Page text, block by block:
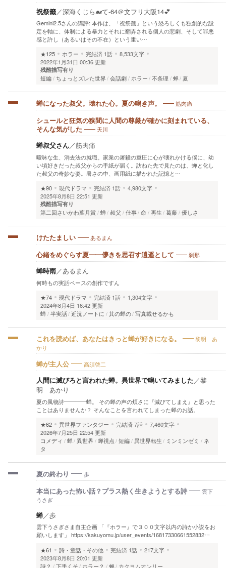
祝祭籤／深海くじら🐋て-64＠文フリ大阪14💕
Gemini2.5さんの講評: 本作は、「祝祭籤」という恐ろしくも独創的な設
定を軸に、体制による暴力とそれに翻弄される個人の悲劇、そして罪悪
感と許し（あるいはその不在）という重い…
★125
ホラー 完結済 1話
8,533文字
2022年1月31日 00:36 更新
残酷描写有り
短編 ちょっとズレた世界 会話劇 ホラー 不条理 蝉 夏
蝉になった叔父。壊れた心。夏の鳴き声。 筋肉痛
シュールと狂気の狭間に人間の尊厳が確かに刻まれている、
そんな気がした
天川
蝉叔父さん／筋肉痛
曖昧な生、消去法の就職。家業の屠殺の重圧に心が壊れかける僕に、幼
い頃好きだった叔父からの手紙が届く。訪ねた先で見たのは、蝉と化し
た叔父の奇妙な姿。暑さの中、画用紙に描かれた記憶と…
★90
現代ドラマ 完結済 1話
4,980文字
2025年8月8日 22:51 更新
残酷描写有り
第二回さいかわ葉月賞 蝉 叔父 仕事 命 再生 葛藤 優しさ
けたたましい あるまん
心緒をめぐらす夏――儚きを思召す逍遥として 刹那
蝉時雨／あるまん
何時もの実話ベースの創作ですん
★74
現代ドラマ 完結済 1話
1,304文字
2024年8月4日 16:42 更新
蝉 半実話 近況ノートに 其の蝉の 写真載せるかも
これを読めば、あなたはきっと蝉が好きになる。
黎明 あ
かり
蝉が主人公 高須啓二
人間に滅びろと言われた蝉。異世界で鳴いてみました／黎
明 あかり
夏の風物詩――――蝉。 その蝉の声の煩さに『滅びてしまえ』と思った
ことはありませんか？ そんなことを言われてしまった蝉のお話。
★62
異世界ファンタジー 完結済7話
7,460文字
2026年7月25日 22:54 更新
コメディ
蝉 異世界 蝉視点 短編 異世界転生 ミンミンゼミ
ネ
タ
夏の終わり 歩
本当にあった怖い話？プラス熱く生きようとする詩
雲下
うさぎ
蝉／歩
雲下うさぎさま自主企画 「『ホラー』で３００文字以内の詩か小説をお
願いします」 https://kakuyomu.jp/user_events/16817330661552832…
★61
詩・童話・その他 完結済 1話
217文字
2023年8月8日 20:01 更新
詩？
下手くそ ホラー？ 蝉 カクヨムオンリー